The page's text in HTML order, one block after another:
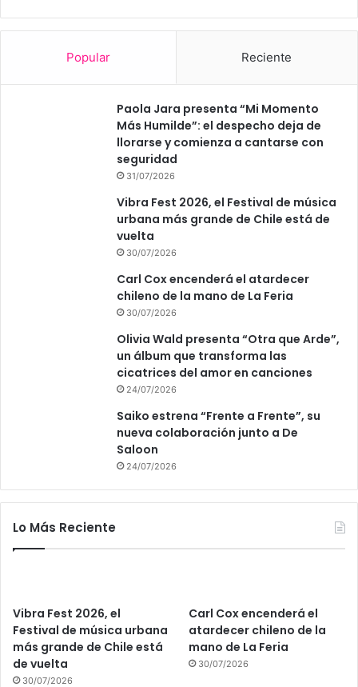
Popular Reciente
Paola Jara presenta “Mi Momento
Más Humilde”: el despecho deja de
llorarse y comienza a cantarse con
seguridad
31/07/2026
Vibra Fest 2026, el Festival de música
urbana más grande de Chile está de
vuelta
30/07/2026
Carl Cox encenderá el atardecer
chileno de la mano de La Feria
30/07/2026
Olivia Wald presenta “Otra que Arde”,
un álbum que transforma las
cicatrices del amor en canciones
24/07/2026
Saiko estrena “Frente a Frente”, su
nueva colaboración junto a De
Saloon
24/07/2026
Lo Más Reciente
Vibra Fest 2026, el
Festival de música urbana
más grande de Chile está
de vuelta
30/07/2026
Carl Cox encenderá el
atardecer chileno de la
mano de La Feria
30/07/2026